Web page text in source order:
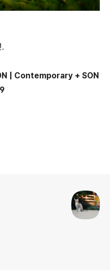
.
| Contemporary + SON